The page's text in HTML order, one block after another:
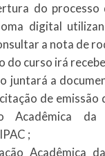
do processo
digital
a nota de
do curso irá
juntará a
de
Acadêmica
;
Acadêmica